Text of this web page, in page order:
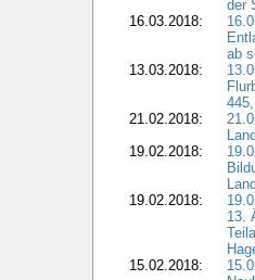
der
16.03.2018:
ab
13.03.2018:
21.02.2018:
19.02.2018:
19.02.2018:
13.
15.02.2018: